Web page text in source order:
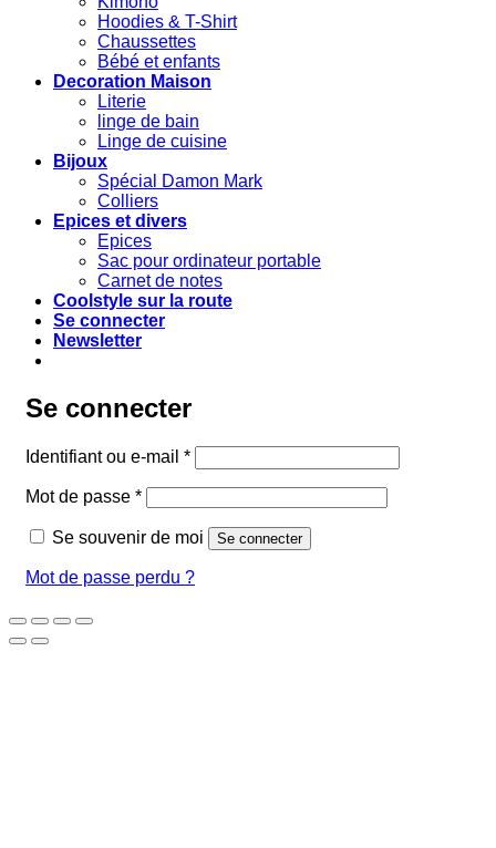
Hoodies & T-Shirt
Chaussettes
Bébé et enfants
Decoration Maison
Literie
linge de bain
Linge de cuisine
Bijoux
Spécial Damon Mark
Colliers
Epices et divers
Epices
Sac pour ordinateur portable
Carnet de notes
Coolstyle sur la route
Se connecter
Newsletter
Se connecter
Identifiant ou e-mail *Obligatoire
Mot de passe *Obligatoire
Se souvenir de moi Se connecter
Mot de passe perdu ?